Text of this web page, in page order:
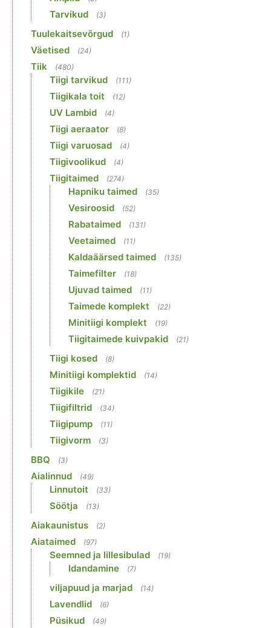
Tarvikud (3)
Tuulekaitsevõrgud (1)
Väetised (24)
Tiik (480)
Tiigi tarvikud (111)
Tiigikala toit (12)
UV Lambid (4)
Tiigi aeraator (8)
Tiigi varuosad (4)
Tiigivoolikud (4)
Tiigitaimed (274)
Hapniku taimed (35)
Vesiroosid (52)
Rabataimed (131)
Veetaimed (11)
Kaldaäärsed taimed (135)
Taimefilter (18)
Ujuvad taimed (11)
Taimede komplekt (22)
Minitiigi komplekt (19)
Tiigitaimede kuivpakid (21)
Tiigi kosed (8)
Minitiigi komplektid (14)
Tiigikile (21)
Tiigifiltrid (34)
Tiigipump (11)
Tiigivorm (3)
BBQ (3)
Aialinnud (49)
Linnutoit (33)
Söötja (13)
Aiakaunistus (2)
Aiataimed (97)
Seemned ja lillesibulad (19)
Idandamine (7)
viljapuud ja marjad (14)
Lavendlid (6)
Püsikud (49)